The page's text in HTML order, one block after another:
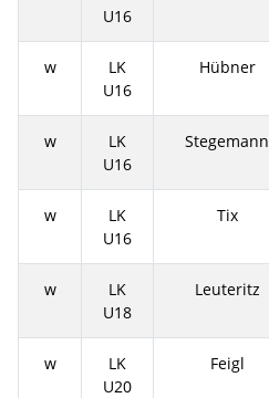
U16
w
LK
U16
Hübner
w
LK
U16
Stegemann
w
LK
U16
Tix
w
LK
U18
Leuteritz
w
LK
U20
Feigl